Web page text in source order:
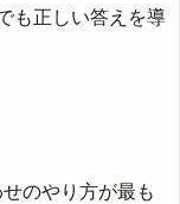
も正しい答えを導
のやり方が最も